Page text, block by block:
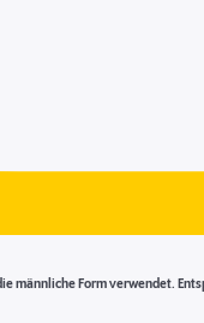
männliche Form verwendet.